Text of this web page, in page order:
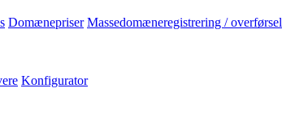
Domænepriser Massedomæneregistrering / overførsel
Konfigurator